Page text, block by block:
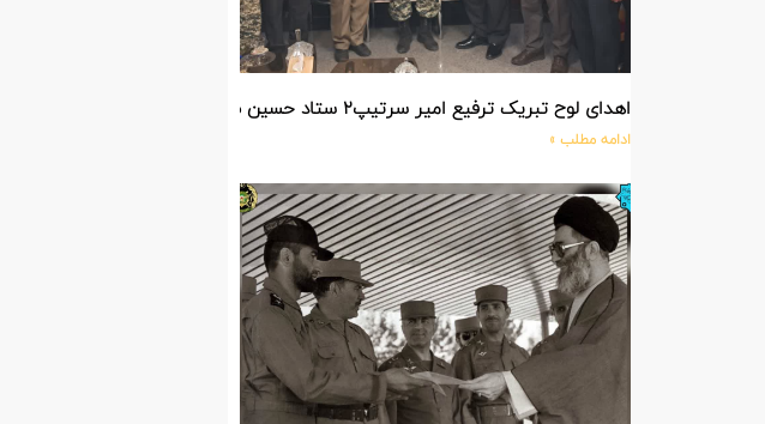
اهدای لوح تبریک ترفیع امیر سرتیپ۲ ستاد حسین صادق زاده فرمانده تیپ ۲۵ واکنش سریع شهید آبگون نزاجا مستقر در تبریز
ادامه مطلب »